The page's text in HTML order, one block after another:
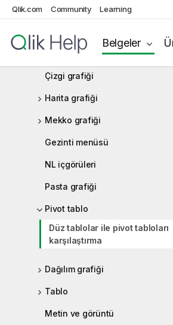
Qlik.com Community Learning
Belgeler
Gösterge
Çizgi grafiği
Harita grafiği
Mekko grafiği
Gezinti menüsü
NL içgörüleri
Pasta grafiği
Pivot tablo
Düz tablolar ile pivot tabloları
karşılaştırma
Dağılım grafiği
Tablo
Metin ve görüntü